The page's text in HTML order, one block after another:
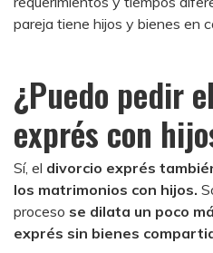
pareja tiene hijos y bienes en
¿Puedo pedir
exprés con
Sí, el divorcio exprés
los matrimonios con hijos.
proceso se dilata un poco
exprés sin bienes